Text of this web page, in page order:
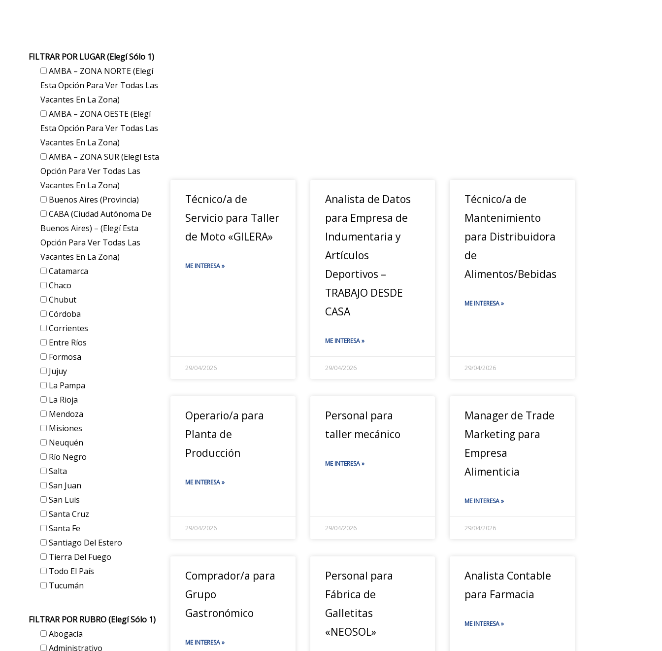
FILTRAR POR LUGAR (elegí Sólo 1)
AMBA – ZONA NORTE (elegí
Esta Opción Para Ver Todas Las
Vacantes En La Zona)
AMBA – ZONA OESTE (elegí
Esta Opción Para Ver Todas Las
Vacantes En La Zona)
AMBA – ZONA SUR (elegí Esta
Opción Para Ver Todas Las
Vacantes En La Zona)
Buenos Aires (provincia)
CABA (Ciudad Autónoma De
Buenos Aires) – (elegí Esta
Opción Para Ver Todas Las
Vacantes En La Zona)
Catamarca
Chaco
Chubut
Córdoba
Corrientes
Entre Ríos
Formosa
Jujuy
La Pampa
La Rioja
Mendoza
Misiones
Neuquén
Río Negro
Salta
San Juan
San Luis
Santa Cruz
Santa Fe
Santiago Del Estero
Tierra Del Fuego
Todo El País
Tucumán
FILTRAR POR RUBRO (elegí Sólo 1)
Abogacía
Administrativo
Técnico/a de
Servicio para Taller
de Moto «GILERA»
ME INTERESA »
29/04/2026
Analista de Datos
para Empresa de
Indumentaria y
Artículos
Deportivos –
TRABAJO DESDE
CASA
ME INTERESA »
29/04/2026
Técnico/a de
Mantenimiento
para Distribuidora
de
Alimentos/Bebidas
ME INTERESA »
29/04/2026
Operario/a para
Planta de
Producción
ME INTERESA »
29/04/2026
Personal para
taller mecánico
ME INTERESA »
29/04/2026
Manager de Trade
Marketing para
Empresa
Alimenticia
ME INTERESA »
29/04/2026
Comprador/a para
Grupo
Gastronómico
ME INTERESA »
Personal para
Fábrica de
Galletitas
«NEOSOL»
Analista Contable
para Farmacia
ME INTERESA »